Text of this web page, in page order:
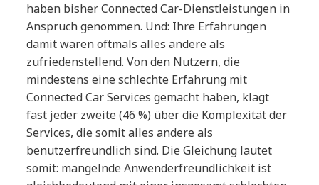
haben bisher Connected Car-Dienstleistungen in
Anspruch genommen. Und: Ihre Erfahrungen
damit waren oftmals alles andere als
zufriedenstellend. Von den Nutzern, die
mindestens eine schlechte Erfahrung mit
Connected Car Services gemacht haben, klagt
fast jeder zweite (46 %) über die Komplexität der
Services, die somit alles andere als
benutzerfreundlich sind. Die Gleichung lautet
somit: mangelnde Anwenderfreundlichkeit ist